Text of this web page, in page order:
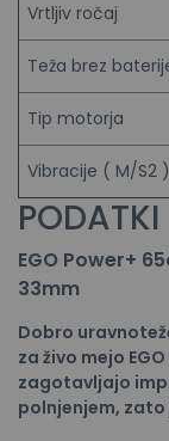
Vrtljiv ročaj
Teža brez
Tip motorja
Vibracije ( M/S2 )
PODATKI
EGO Power+
33mm
Dobro
za živo mejo
zagotavljajo
polnjenjem, zato